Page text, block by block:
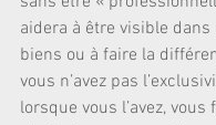
aidera à être visible
biens ou à faire la
vous n’avez pas
lorsque vous l’avez, vous